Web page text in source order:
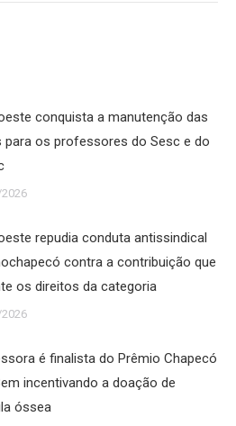
conquista a manutenção das
para os professores do Sesc e do
repudia conduta antissindical
contra a contribuição que
os direitos da categoria
é finalista do Prêmio Chapecó
incentivando a doação de
óssea